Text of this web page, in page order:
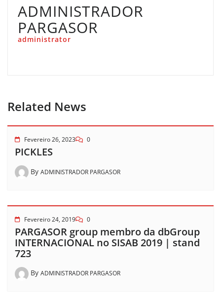
ADMINISTRADOR
PARGASOR
administrator
Related News
Fevereiro 26, 2023 0
PICKLES
By ADMINISTRADOR PARGASOR
Fevereiro 24, 2019 0
PARGASOR group membro da dbGroup
INTERNACIONAL no SISAB 2019 | stand
723
By ADMINISTRADOR PARGASOR